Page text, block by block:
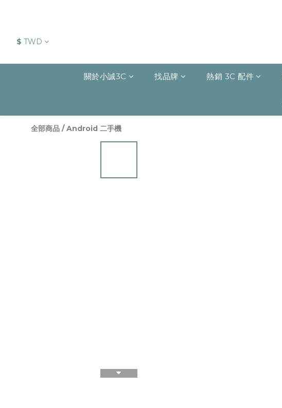
$ TWD
關於小誠3C 找品牌 熱銷 3C 配件
全部商品 /Android 二手機